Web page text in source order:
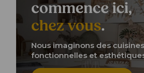
commence ici,
chez vous.
Nous imaginons des cuisines
fonctionnelles et